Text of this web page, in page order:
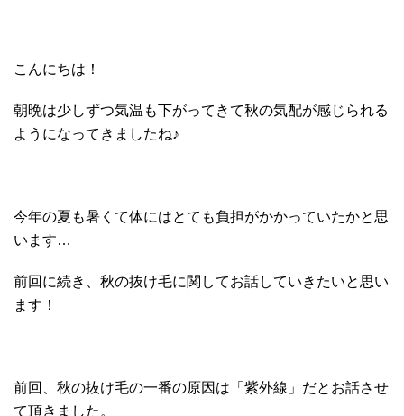
こんにちは！
朝晩は少しずつ気温も下がってきて秋の気配が感じられる
ようになってきましたね♪
今年の夏も暑くて体にはとても負担がかかっていたかと思
います…
前回に続き、秋の抜け毛に関してお話していきたいと思い
ます！
前回、秋の抜け毛の一番の原因は「紫外線」だとお話させ
て頂きました。